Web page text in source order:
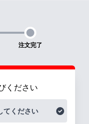
注文完了
ください
てください